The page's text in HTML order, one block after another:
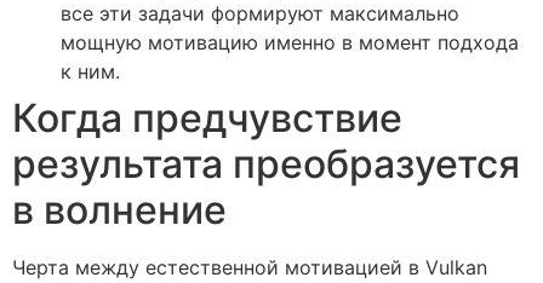
все эти задачи формируют максимально
мощную мотивацию именно в момент подхода
к ним.
Когда предчувствие
результата преобразуется
в волнение
Черта между естественной мотивацией в Vulkan